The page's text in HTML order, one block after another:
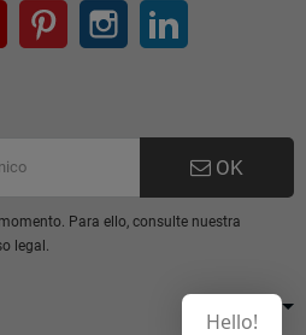
YouTube Pinterest Instagram
OK
Para ello, consulte nuestra
legal.
Hello!